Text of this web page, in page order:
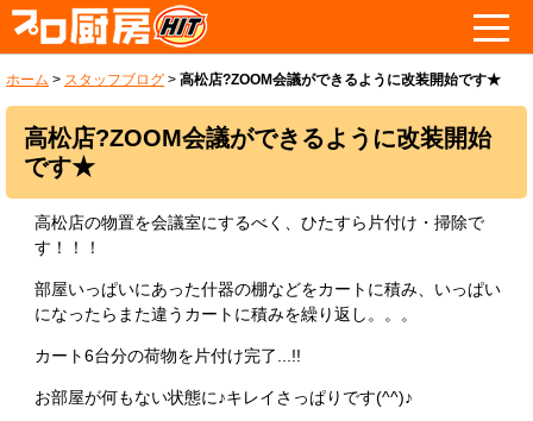
ホーム > スタッフブログ > 高松店?ZOOM会議ができるように改装開始です★
高松店?ZOOM会議ができるように改装開始
です★
高松店の物置を会議室にするべく、ひたすら片付け・掃除で
す！！！
部屋いっぱいにあった什器の棚などをカートに積み、いっぱい
になったらまた違うカートに積みを繰り返し。。。
カート6台分の荷物を片付け完了...!!
お部屋が何もない状態に♪キレイさっぱりです(^^)♪